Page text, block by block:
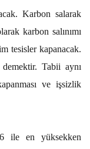
Karbon salarak
karbon salınımı
tesisler kapanacak.
demektir. Tabii aynı
ve işsizlik
ile en yüksekken